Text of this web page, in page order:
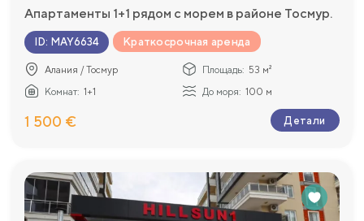
Апартаменты 1+1 рядом с морем в районе Тосмур.
ID: MAY6634 Краткосрочная аренда
Алания / Тосмур Площадь: 53 м²
Комнат: 1+1 До моря: 100 м
1 500 € Детали